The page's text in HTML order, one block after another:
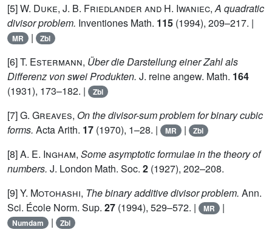
[5]W. Duke, J. B. Friedlander and H. Iwaniec,A quadratic
divisor problem. Inventiones Math. 115 (1994), 209–217. |
MR | Zbl
[6]T. Estermann, Über die Darstellung einer Zahl als
Differenz von swei Produkten. J. reine angew. Math. 164
(1931), 173–182. |
Zbl
[7]G. Greaves, On the divisor-sum problem for binary cubic
forms. Acta Arith. 17 (1970), 1–28. | MR | Zbl
[8]A. E. Ingham, Some asymptotic formulae in the theory of
numbers. J. London Math. Soc. 2 (1927), 202–208.
[9]Y. Motohashi, The binary additive divisor problem. Ann.
Sci. École Norm. Sup. 27 (1994), 529–572. | MR |
Numdam | Zbl